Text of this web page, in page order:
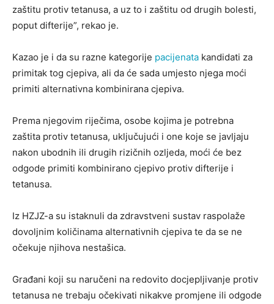
zaštitu protiv tetanusa, a uz to i zaštitu od drugih bolesti,
poput difterije”, rekao je.
Kazao je i da su razne kategorije pacijenata kandidati za
primitak tog cjepiva, ali da će sada umjesto njega moći
primiti alternativna kombinirana cjepiva.
Prema njegovim riječima, osobe kojima je potrebna
zaštita protiv tetanusa, uključujući i one koje se javljaju
nakon ubodnih ili drugih rizičnih ozljeda, moći će bez
odgode primiti kombinirano cjepivo protiv difterije i
tetanusa.
Iz HZJZ-a su istaknuli da zdravstveni sustav raspolaže
dovoljnim količinama alternativnih cjepiva te da se ne
očekuje njihova nestašica.
Građani koji su naručeni na redovito docjepljivanje protiv
tetanusa ne trebaju očekivati nikakve promjene ili odgode